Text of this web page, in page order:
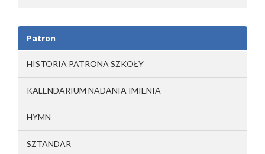
Patron
HISTORIA PATRONA SZKOŁY
KALENDARIUM NADANIA IMIENIA
HYMN
SZTANDAR